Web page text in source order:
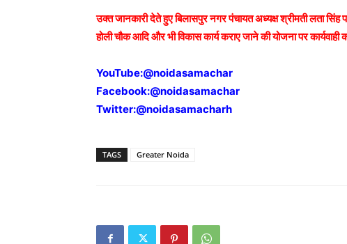
उक्त जानकारी देते हुए बिलासपुर नगर पंचायत अध्यक्ष श्रीमती लता
होली चौक आदि और भी विकास कार्य कराए जाने की योजना पर कार्यवाही
YouTube:@noidasamachar
Facebook:@noidasamachar
Twitter:@noidasamacharh
TAGS Greater Noida